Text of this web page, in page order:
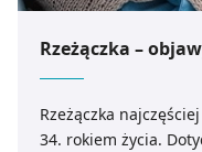
Rzeżączka –
Rzeżączka
34. rokiem życia.